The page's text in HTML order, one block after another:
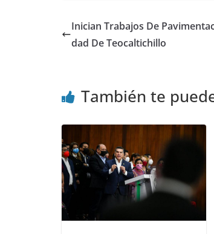
Inician Trabajos De
dad De Teocaltichillo
También te